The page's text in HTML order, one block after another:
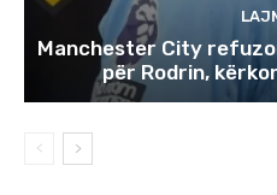
Manchester City
për Rodrin,